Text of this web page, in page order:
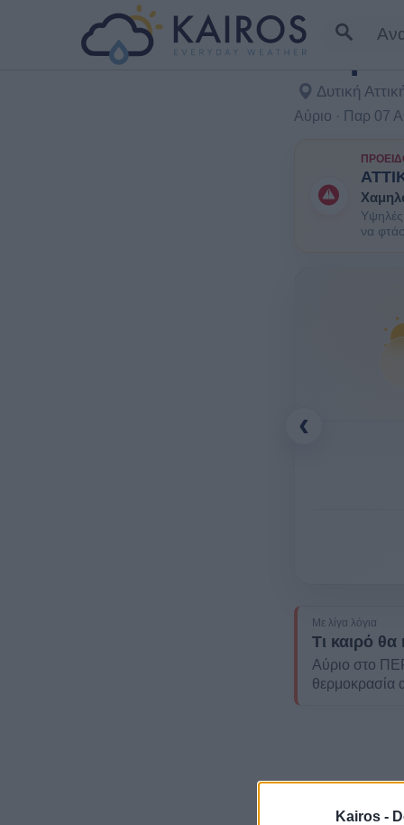
Kairos -
Δυτική
Αύριο · Παρ 07
Υψηλές
να
‹
Με λίγα λόγια
Τι καιρό θα
Αύριο στο
θερμοκρασία